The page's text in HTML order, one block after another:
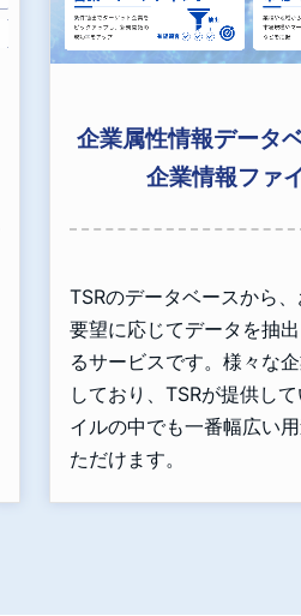
企業属性情報データ
企業情報ファ
TSRのデータベースから
要望に応じてデータを抽
るサービスです。様々な
しており、TSRが提供し
イルの中でも一番幅広い
ただけます。